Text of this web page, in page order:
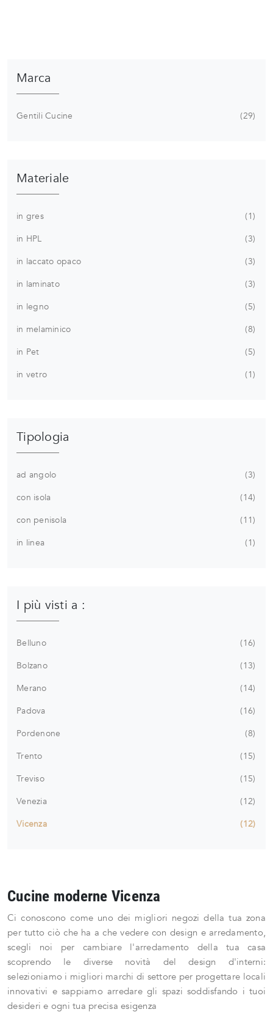
Marca
Gentili Cucine 29
Materiale
in gres
1
in HPL
3
in laccato opaco
3
in laminato
3
in legno
5
in melaminico
8
in Pet
5
in vetro
1
Tipologia
ad angolo
3
con isola
14
con penisola
11
in linea
1
I più visti a :
Belluno
16
Bolzano
13
Merano
14
Padova
16
Pordenone
8
Trento
15
Treviso
15
Venezia
12
Vicenza
12
Cucine moderne Vicenza
Ci conoscono come uno dei migliori negozi della tua zona
per tutto ciò che ha a che vedere con design e arredamento,
scegli noi per cambiare l'arredamento della tua casa
scoprendo le diverse novità del design d'interni:
selezioniamo i migliori marchi di settore per progettare locali
innovativi e sappiamo arredare gli spazi soddisfando i tuoi
desideri e ogni tua precisa esigenza